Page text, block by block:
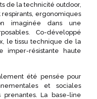
de la technicité outdoor,
ergonomiques
imaginée dans une
Co-développé
le tissu technique de la
imper-résistante haute
été pensée pour
et sociales
prenantes. La base-line